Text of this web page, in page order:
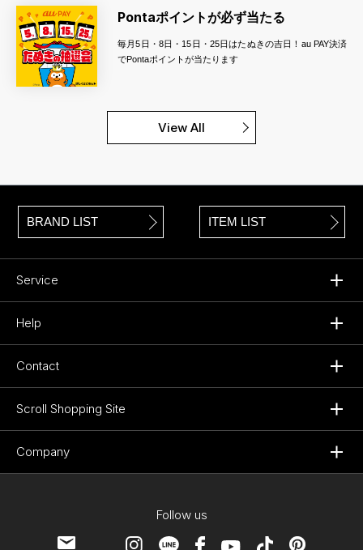
Pontaポイントが必ず当たる
毎月5日・8日・15日・25日はたぬきの吉日！au PAY決済
でPontaポイントが当たります
View All
BRAND LIST ITEM LIST
Service
Help
Contact
Scroll Shopping Site
Company
Follow us